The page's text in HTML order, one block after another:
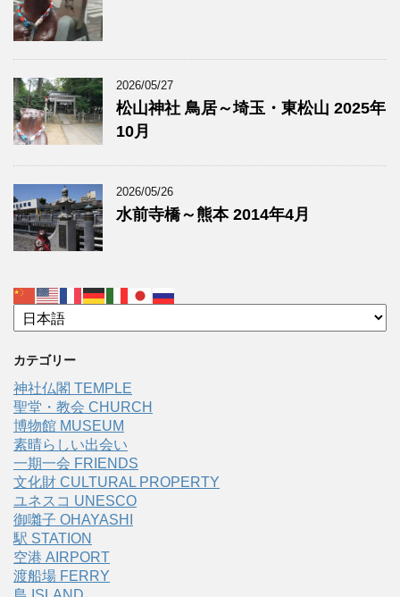
2026/05/27
松山神社 鳥居～埼玉・東松山 2025年
10月
2026/05/26
水前寺橋～熊本 2014年4月
カテゴリー
神社仏閣 TEMPLE
聖堂・教会 CHURCH
博物館 MUSEUM
素晴らしい出会い
一期一会 FRIENDS
文化財 CULTURAL PROPERTY
ユネスコ UNESCO
御囃子 OHAYASHI
駅 STATION
空港 AIRPORT
渡船場 FERRY